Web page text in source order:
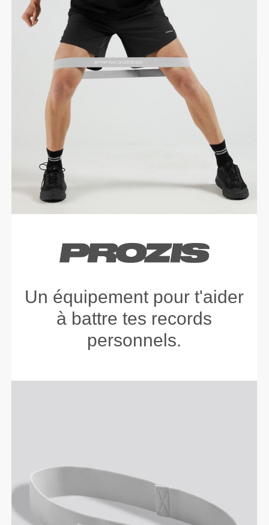
Un équipement pour t'aider
à battre tes records
personnels.